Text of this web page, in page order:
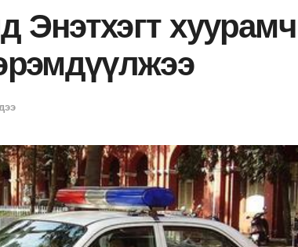
Энэтхэгт хуурамч